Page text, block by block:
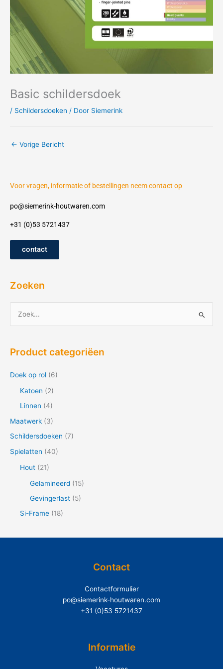
Basic schildersdoek
/ Schildersdoeken / Door Siemerink
← Vorige Bericht
Voor vragen, informatie of bestellingen neem contact op
po@siemerink-houtwaren.com
+31 (0)53 5721437
contact
Zoeken
k
:
Product categoriëen
Doek op rol (6)
Katoen (2)
Linnen (4)
Maatwerk (3)
Schildersdoeken (7)
Spielatten (40)
Hout (21)
Gelamineerd (15)
Gevingerlast (5)
Si-Frame (18)
Contact
Contactformulier
po@siemerink-houtwaren.com
+31 (0)53 5721437
Informatie